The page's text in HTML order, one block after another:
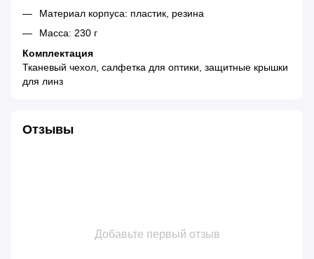
Материал корпуса: пластик, резина
Масса: 230 г
Комплектация
Тканевый чехол, салфетка для оптики, защитные крышки
для линз
Отзывы
Добавьте первый отзыв